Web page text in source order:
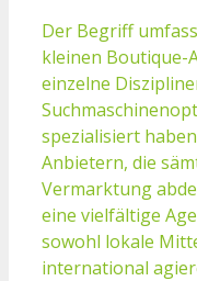
Der Begriff
kleinen Boutique-
einzelne
spezialisiert
Anbietern, die
Vermarktung
eine vielfältige
sowohl lokale
international